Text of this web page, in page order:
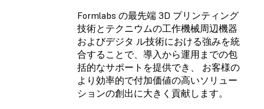
Formlabs の最先端 3D プリンティング
技術とテクニウムの工作機械周辺機器
およびデジタ ル技術における強みを統
合することで、導入から運用までの包
括的なサポートを提供でき、 お客様の
より効率的で付加価値の高いソリュー
ションの創出に大きく貢献します。